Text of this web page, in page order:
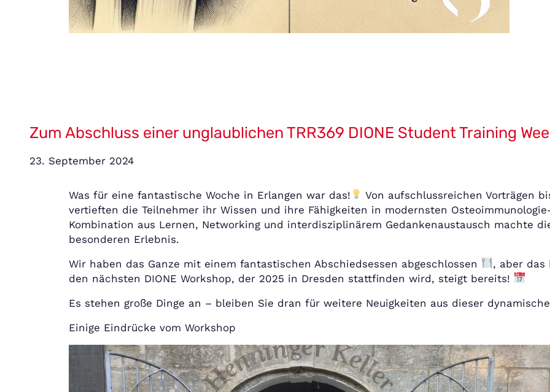
Zum Abschluss einer unglaublichen TRR369 DIONE Student Training
23. September 2024
Was für eine fantastische Woche in Erlangen war das!
Von aufschlussreichen Vorträgen
vertieften die Teilnehmer ihr Wissen und ihre Fähigkeiten in modernsten
Kombination aus Lernen, Networking und interdisziplinärem Gedankenaustausch machte
besonderen Erlebnis.
Wir haben das Ganze mit einem fantastischen Abschiedsessen abgeschlossen
, aber das
den nächsten DIONE Workshop, der 2025 in Dresden stattfinden wird, steigt bereits!
Es stehen große Dinge an – bleiben Sie dran für weitere Neuigkeiten aus dieser
Einige Eindrücke vom Workshop